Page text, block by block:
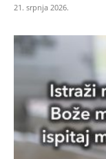
21. srpnja 2026.